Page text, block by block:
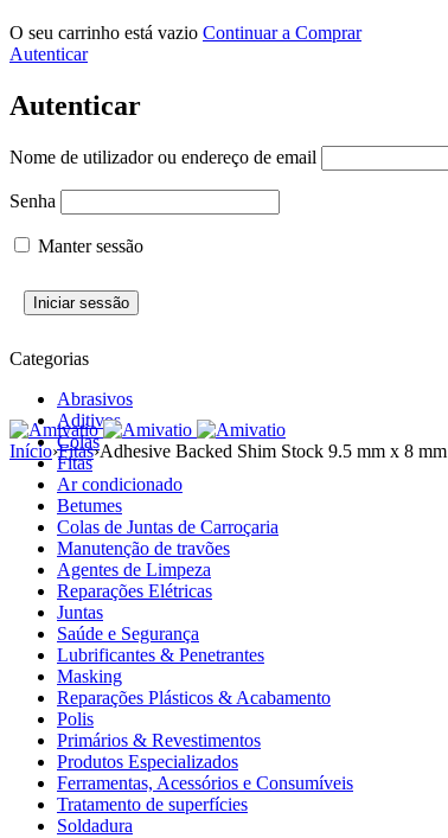
O seu carrinho está vazio Continuar a Comprar
Autenticar
Autenticar
Nome de utilizador ou endereço de email
Senha
Manter sessão
Categorias
Abrasivos
Aditivos
Colas
Fitas
Ar condicionado
Betumes
Colas de Juntas de Carroçaria
Manutenção de travões
Agentes de Limpeza
Reparações Elétricas
Juntas
Saúde e Segurança
Lubrificantes & Penetrantes
Masking
Reparações Plásticos & Acabamento
Polis
Primários & Revestimentos
Produtos Especializados
Ferramentas, Acessórios e Consumíveis
Tratamento de superfícies
Soldadura
Início›Fitas›Adhesive Backed Shim Stock 9.5 mm x 8 mm